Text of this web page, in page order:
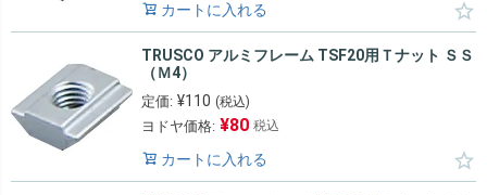
カートに入れる
TRUSCO アルミフレーム TSF20用Ｔナット ＳＳ
（Ｍ4）
定価: ¥110 (税込)
ヨドヤ価格: ¥80 税込
カートに入れる